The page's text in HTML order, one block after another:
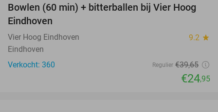
37%
Bowlen (60 min) + bitterballen bij Vier Hoog
Eindhoven
Vier Hoog Eindhoven 9.2 star
Eindhoven
Verkocht: 360
Regulier €39,65
€24,95